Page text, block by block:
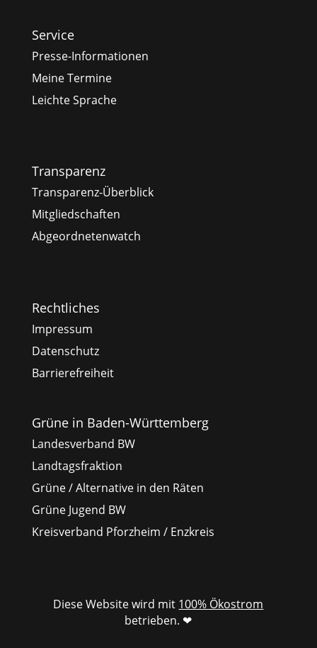
Service
Presse-Informationen
Meine Termine
Leichte Sprache
Transparenz
Transparenz-Überblick
Mitgliedschaften
Abgeordnetenwatch
Rechtliches
Impressum
Datenschutz
Barrierefreiheit
Grüne in Baden-Württemberg
Landesverband BW
Landtagsfraktion
Grüne / Alternative in den Räten
Grüne Jugend BW
Kreisverband Pforzheim / Enzkreis
Diese Website wird mit 100% Ökostrom
betrieben. ❤